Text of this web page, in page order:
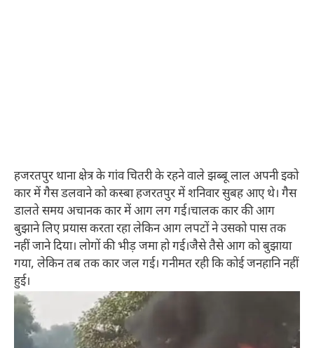
हजरतपुर थाना क्षेत्र के गांव चितरी के रहने वाले झब्बू लाल अपनी इको
कार में गैस डलवाने को कस्बा हजरतपुर में शनिवार सुबह आए थे। गैस
डालते समय अचानक कार में आग लग गई।चालक कार की आग
बुझाने लिए प्रयास करता रहा लेकिन आग लपटों ने उसको पास तक
नहीं जाने दिया। लोगों की भीड़ जमा हो गई।जैसे तैसे आग को बुझाया
गया, लेकिन तब तक कार जल गई। गनीमत रही कि कोई जनहानि नहीं
हुई।